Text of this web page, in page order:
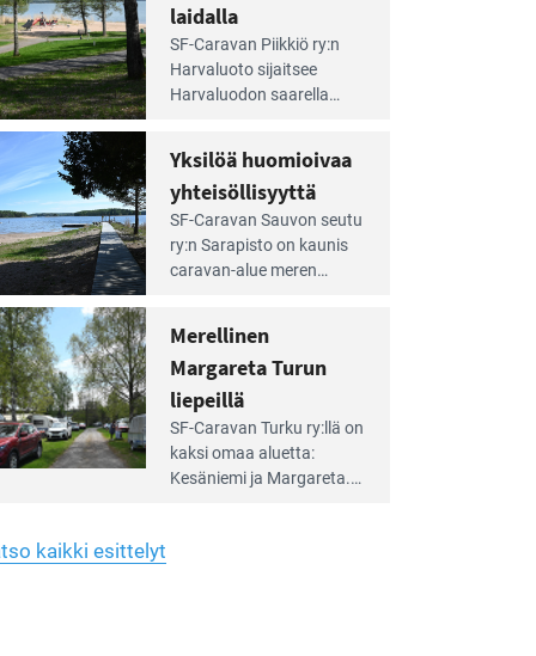
laidalla
SF-Caravan Piikkiö ry:n
Harvaluoto sijait­see
Harvaluodon saarella
käyttöön­sä osan kunnan
viiden hehtaarin
virkistysalueesta.
Yksilöä huomioivaa
yhteisöllisyyttä
SF-Caravan Sauvon seutu
ry:n Sarapisto on kaunis
caravan-alue meren
on 130 sähköllä
varustettua caravan-paik­
kaa sekä kymmenen
paikkaa ilman sähköä.
Merellinen
Margareta Turun
liepeillä
SF-Caravan Turku ry:llä on
kaksi omaa aluet­ta:
Kesäniemi ja Margareta.
kaikki esittelyt